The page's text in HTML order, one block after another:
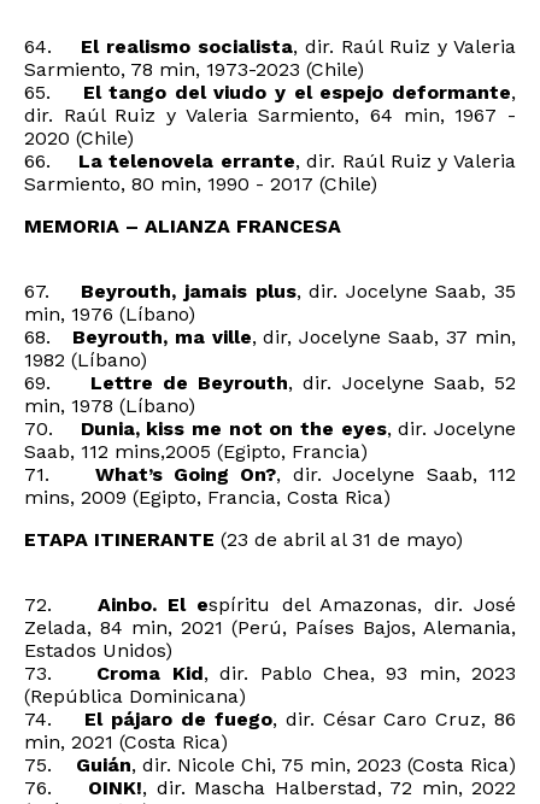
64. El realismo socialista, dir. Raúl Ruiz y Valeria
Sarmiento, 78 min, 1973-2023 (Chile)
65. El tango del viudo y el espejo deformante,
dir. Raúl Ruiz y Valeria Sarmiento, 64 min, 1967 -
2020 (Chile)
66. La telenovela errante, dir. Raúl Ruiz y Valeria
Sarmiento, 80 min, 1990 - 2017 (Chile)
MEMORIA – ALIANZA FRANCESA
67. Beyrouth, jamais plus, dir. Jocelyne Saab, 35
min, 1976 (Líbano)
68. Beyrouth, ma ville, dir, Jocelyne Saab, 37 min,
1982 (Líbano)
69. Lettre de Beyrouth, dir. Jocelyne Saab, 52
min, 1978 (Líbano)
70. Dunia, kiss me not on the eyes, dir. Jocelyne
Saab, 112 mins,2005 (Egipto, Francia)
71. What’s Going On?, dir. Jocelyne Saab, 112
mins, 2009 (Egipto, Francia, Costa Rica)
ETAPA ITINERANTE (23 de abril al 31 de mayo)
72. Ainbo. El espíritu del Amazonas, dir. José
Zelada, 84 min, 2021 (Perú, Países Bajos, Alemania,
Estados Unidos)
73. Croma Kid, dir. Pablo Chea, 93 min, 2023
(República Dominicana)
74. El pájaro de fuego, dir. César Caro Cruz, 86
min, 2021 (Costa Rica)
75. Guián, dir. Nicole Chi, 75 min, 2023 (Costa Rica)
76. OINK!, dir. Mascha Halberstad, 72 min, 2022